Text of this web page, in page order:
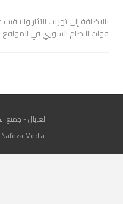
بالاضافة إلى تهريب الآثار
قوات النظام السوري في المواقع
الغربال - جميع
Media